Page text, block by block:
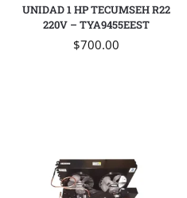
UNIDAD 1 HP TECUMSEH R22
220V – TYA9455EEST
$700.00